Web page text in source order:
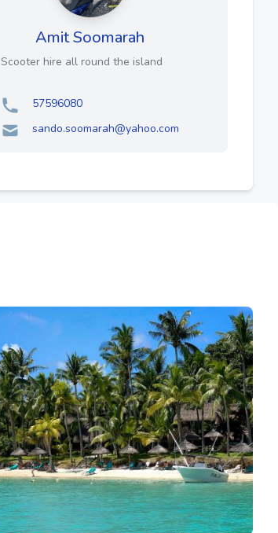
Amit Soomarah
Scooter hire all round the island
57596080
sando.soomarah@yahoo.com